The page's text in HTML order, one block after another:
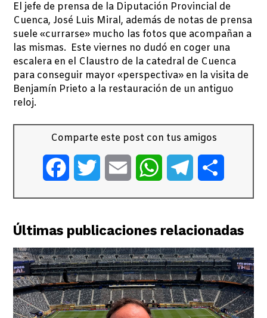
El jefe de prensa de la Diputación Provincial de
Cuenca, José Luis Miral, además de notas de prensa
suele «currarse» mucho las fotos que acompañan a
las mismas. Este viernes no dudó en coger una
escalera en el Claustro de la catedral de Cuenca
para conseguir mayor «perspectiva» en la visita de
Benjamín Prieto a la restauración de un antiguo
reloj.
Comparte este post con tus amigos
FacebookTwitter Email WhatsAppTelegram
Últimas publicaciones relacionadas